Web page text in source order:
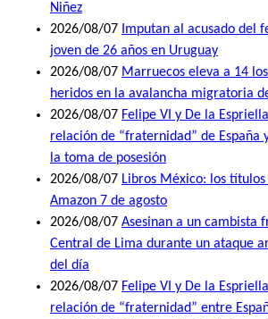
Niñez
2026/08/07 Imputan al acusado del
joven de 26 años en Uruguay
2026/08/07 Marruecos eleva a 14
heridos en la avalancha migratoria
2026/08/07 Felipe VI y De la
relación de “fraternidad” de España
la toma de posesión
2026/08/07 Libros México: los
Amazon 7 de agosto
2026/08/07 Asesinan a un cambista
Central de Lima durante un ataque
del día
2026/08/07 Felipe VI y De la
relación de “fraternidad” entre